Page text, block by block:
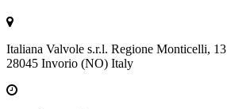
Italiana Valvole s.r.l. Regione Monticelli, 13
28045 Invorio (NO) Italy